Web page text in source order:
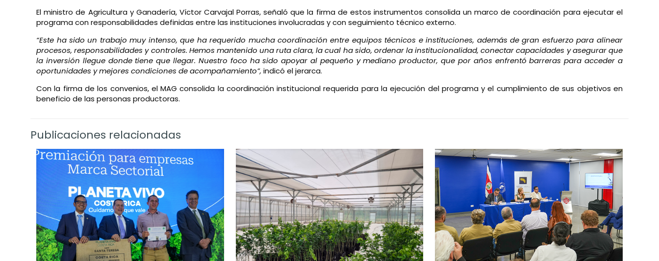
El ministro de Agricultura y Ganadería, Víctor Carvajal Porras, señaló que la firma de estos instrumentos consolida un marco de coordinación para ejecutar el
programa con responsabilidades definidas entre las instituciones involucradas y con seguimiento técnico externo.
“Este ha sido un trabajo muy intenso, que ha requerido mucha coordinación entre equipos técnicos e instituciones, además de gran esfuerzo para alinear
procesos, responsabilidades y controles. Hemos mantenido una ruta clara, la cual ha sido, ordenar la institucionalidad, conectar capacidades y asegurar que
la inversión llegue donde tiene que llegar. Nuestro foco ha sido apoyar al pequeño y mediano productor, que por años enfrentó barreras para acceder a
oportunidades y mejores condiciones de acompañamiento”, indicó el jerarca.
Con la firma de los convenios, el MAG consolida la coordinación institucional requerida para la ejecución del programa y el cumplimiento de sus objetivos en
beneficio de las personas productoras.
Publicaciones relacionadas